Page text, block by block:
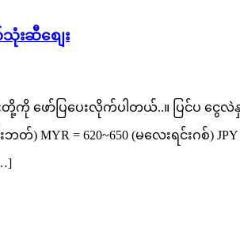
သုံးဆီစျေး
ော်ပြပေးလိုက်ပါတယ်..။ ပြင်ပ ငွေလဲနှုန်းမ
တ်) MYR = 620~650 (မလေးရင်းဂစ်)